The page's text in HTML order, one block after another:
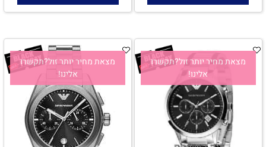
מצאת מחיר יותר זול?תקשרו
אלינו!
מצאת מחיר יותר זול?תקשרו
אלינו!